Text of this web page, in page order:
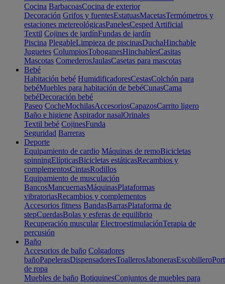
Cocina BarbacoasCocina de exterior
Decoración Grifos y fuentesEstatuasMacetasTermómetros y
estaciones metereológicasPanelesCesped Artificial
Textil Cojines de jardínFundas de jardín
Piscina PlegableLimpieza de piscinasDuchaHinchable
Juguetes ColumpiosToboganesHinchablesCasitas
Mascotas ComederosJaulasCasetas para mascotas
Bebé
Habitación bebé HumidificadoresCestasColchón para
bebéMuebles para habitación de bebéCunasCama
bebéDecoración bebé
Paseo CocheMochilasAccesoriosCapazosCarrito ligero
Baño e higiene Aspirador nasalOrinales
Textil bebé CojinesFunda
Seguridad Barreras
Deporte
Equipamiento de cardio Máquinas de remoBicicletas
spinningElípticasBicicletas estáticasRecambios y
complementosCintasRodillos
Equipamiento de musculación
BancosMancuernasMáquinasPlataformas
vibratoriasRecambios y complementos
Accesorios fitness BandasBarrasPlataforma de
stepCuerdasBolas y esferas de equilibrio
Recuperación muscular ElectroestimulaciónTerapia de
percusión
Baño
Accesorios de baño Colgadores
bañoPapelerasDispensadoresToallerosJabonerasEscobillero
de ropa
Muebles de baño BotiquinesConjuntos de muebles para